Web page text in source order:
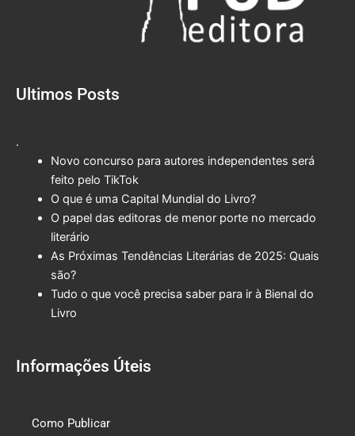
Ultimos Posts
.
Novo concurso para autores independentes será
feito pelo TikTok
O que é uma Capital Mundial do Livro?
O papel das editoras de menor porte no mercado
literário
As Próximas Tendências Literárias de 2025: Quais
são?
Tudo o que você precisa saber para ir à Bienal do
Livro
Informações Úteis
Como Publicar